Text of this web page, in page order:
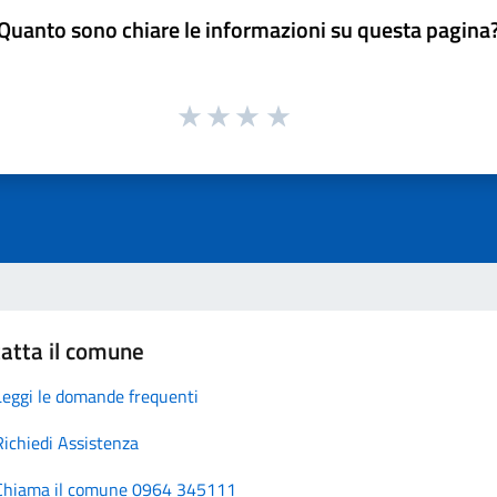
sono chiare le informazioni su questa
il comune
le domande frequenti
Assistenza
il comune 0964 345111